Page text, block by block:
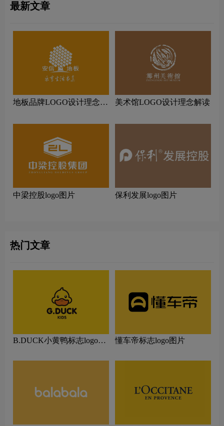
最新文章
地板品牌LOGO设计理念解
美术馆LOGO设计理念解读
中梁控股logo图片 保利发展logo图片
热门文章
B.DUCK小黄鸭标志logo图
懂车帝标志logo图片